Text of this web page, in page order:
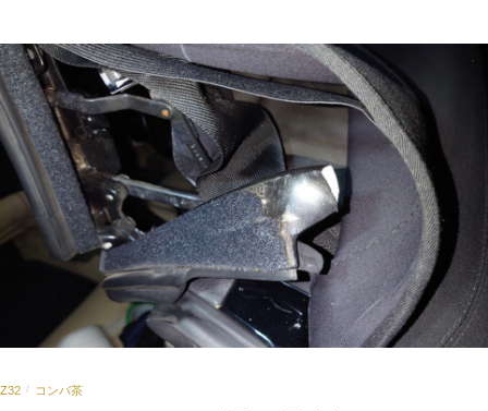
Z32 / コンバ茶